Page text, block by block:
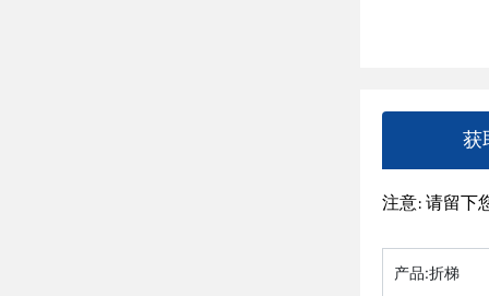
获
注意: 请留下
产品:折梯